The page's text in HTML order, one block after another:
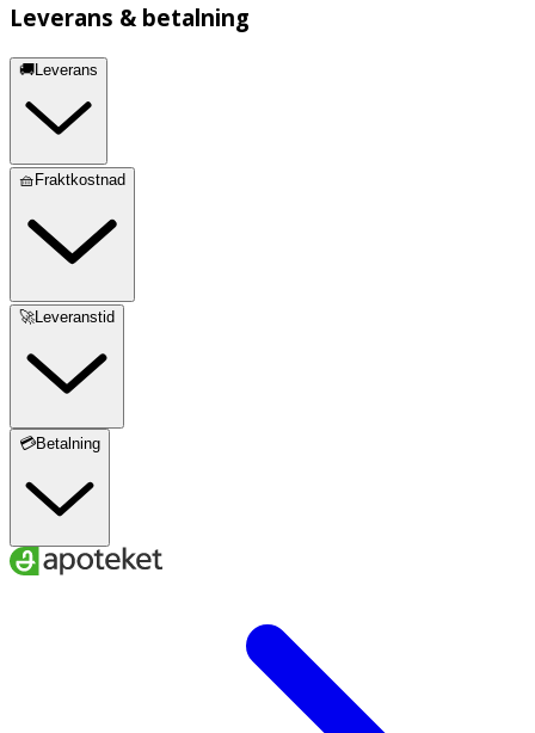
Leverans & betalning
🚚Leverans
🧺Fraktkostnad
🚀Leveranstid
💳Betalning